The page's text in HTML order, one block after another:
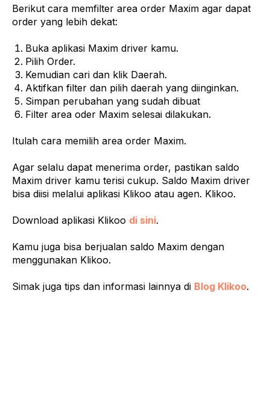
Berikut cara memfilter area order Maxim agar dapat
order yang lebih dekat:
Buka aplikasi Maxim driver kamu.
Pilih Order.
Kemudian cari dan klik Daerah.
Aktifkan filter dan pilih daerah yang diinginkan.
Simpan perubahan yang sudah dibuat
Filter area oder Maxim selesai dilakukan.
Itulah cara memilih area order Maxim.
Agar selalu dapat menerima order, pastikan saldo
Maxim driver kamu terisi cukup. Saldo Maxim driver
bisa diisi melalui aplikasi Klikoo atau agen. Klikoo.
Download aplikasi Klikoo di sini.
Kamu juga bisa berjualan saldo Maxim dengan
menggunakan Klikoo.
Simak juga tips dan informasi lainnya di Blog Klikoo.